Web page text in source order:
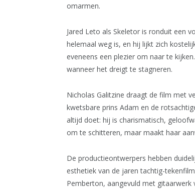
omarmen.
Jared Leto als Skeletor is ronduit een
helemaal weg is, en hij lijkt zich
eveneens een plezier om naar te
wanneer het dreigt te stagneren.
Nicholas Galitzine draagt de film met
kwetsbare prins Adam en de
altijd doet: hij is charismatisch,
om te schitteren, maar maakt haar
De productieontwerpers hebben
esthetiek van de jaren tachtig-
Pemberton, aangevuld met gitaarwerk